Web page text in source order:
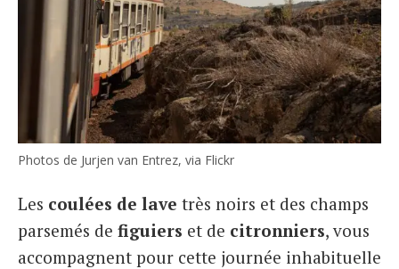
Photos de Jurjen van Entrez, via Flickr
Les coulées de lave très noirs et des champs
parsemés de figuiers et de citronniers, vous
accompagnent pour cette journée inhabituelle